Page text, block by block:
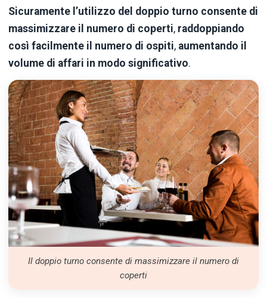
Sicuramente l’utilizzo del doppio turno consente di
massimizzare il numero di coperti, raddoppiando
così facilmente il numero di ospiti, aumentando il
volume di affari in modo significativo.
Il doppio turno consente di massimizzare il numero di
coperti